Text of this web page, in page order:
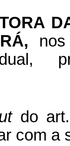
do art.
com a